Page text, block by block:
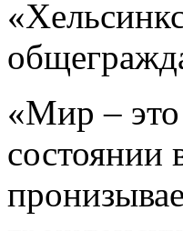
«Мир –
состоянии